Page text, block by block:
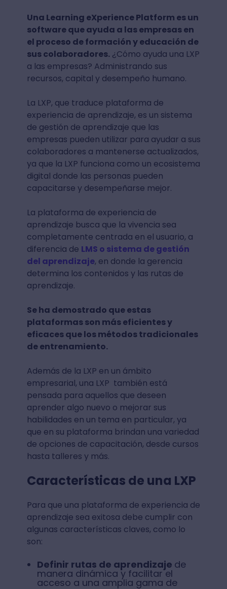
Una Learning eXperience Platform es un
software que ayuda a las empresas en
el proceso de formación y educación de
sus colaboradores.¿Cómo ayuda una LXP
a las empresas? Administrando sus
recursos, capital y desempeño humano.
La LXP, que traduce plataforma de
experiencia de aprendizaje, es un sistema
de gestión de aprendizaje que las
empresas pueden utilizar para ayudar a sus
colaboradores a mantenerse actualizados,
ya que la LXP funciona como un ecosistema
digital donde las personas pueden
capacitarse y desempeñarse mejor.
La plataforma de experiencia de
aprendizaje busca que la vivencia sea
completamente centrada en el usuario, a
diferencia de LMS o sistema de gestión
del aprendizaje, en donde la gerencia
determina los contenidos y las rutas de
aprendizaje.
Se ha demostrado que estas
plataformas son más eficientes y
eficaces que los métodos tradicionales
de entrenamiento.
Además de la LXP en un ámbito
empresarial, una LXP también está
pensada para aquellos que deseen
aprender algo nuevo o mejorar sus
habilidades en un tema en particular, ya
que en su plataforma brindan una variedad
de opciones de capacitación, desde cursos
hasta talleres y más.
Características de una LXP
Para que una plataforma de experiencia de
aprendizaje sea exitosa debe cumplir con
algunas características claves, como lo
son:
Definir rutas de aprendizaje de
manera dinámica y facilitar el
acceso a una amplia gama de